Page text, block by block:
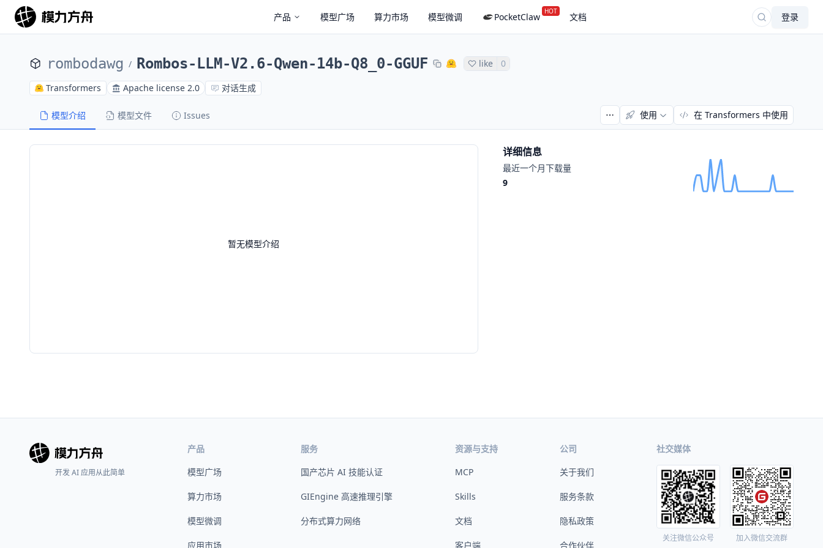
产品 模型广场 算力市场 模型微调 PocketClaw HOT 文档 登录
rombodawg / Rombos-LLM-V2.6-Qwen-14b-Q8_0-GGUF like 0
Transformers Apache license 2.0 对话生成
模型介绍 模型文件 Issues 使用 在 Transformers 中使用
暂无模型介绍
详细信息
最近一个月下载量
9
开发 AI 应用从此简单
产品
模型广场
算力市场
模型微调
应用市场
服务
国产芯片 AI 技能认证
GIEngine 高速推理引擎
分布式算力网络
资源与支持
MCP
Skills
文档
客户端
公司
关于我们
服务条款
隐私政策
合作伙伴
社交媒体
关注微信公众号 加入微信交流群